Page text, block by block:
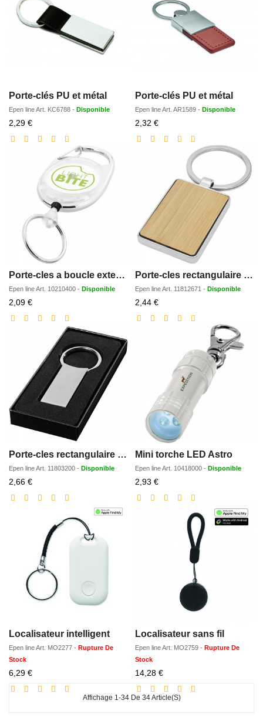
Porte-clés PU et métal
Epen lineArt. KC6788 - Disponible
2,29 €Prix
réduit
Porte-clés PU et métal
Epen lineArt. AR1589 - Disponible
2,32 €Prix
réduit
Porte-cles a boucle extensible Gerlos
Epen lineArt. 10210400 - Disponible
2,09 €Prix
réduit
Porte-cles rectangulaire Neta en bambou
Epen lineArt. 11812671 - Disponible
2,44 €Prix
réduit
Porte-cles rectangulaire Omar
Epen lineArt. 11803200 - Disponible
2,66 €Prix
réduit
Mini torche LED Astro
Epen lineArt. 10418000 - Disponible
2,93 €Prix
réduit
Localisateur intelligent
Epen lineArt. MO2277 - Rupture De
Stock
6,29 €Prix
réduit
Localisateur sans fil
Epen lineArt. MO2759 - Rupture De
Stock
14,28 €Prix
réduit
Affichage 1-34 De 34 Article(s)